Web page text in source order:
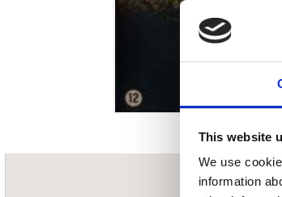
This website
We use
information
Classics
Bierviltjes